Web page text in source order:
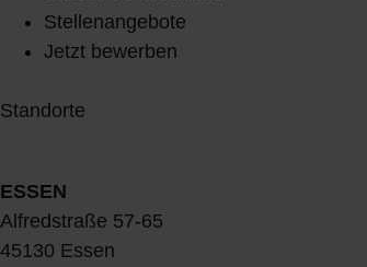
Stellenangebote
Jetzt bewerben
Standorte
ESSEN
Alfredstraße 57-65
45130 Essen